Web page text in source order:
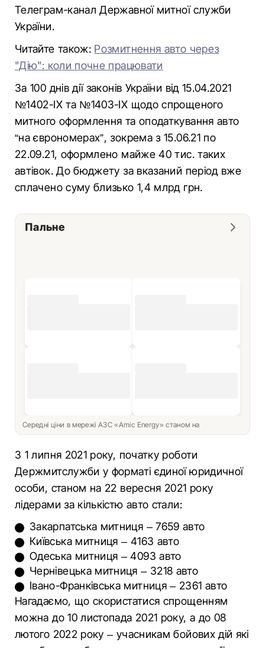
Телеграм-канал Державної митної служби
України.
Читайте також: Розмитнення авто через
"Дію": коли почне працювати
За 100 днів дії законів України від 15.04.2021
№1402-ІХ та №1403-ІХ щодо спрощеного
митного оформлення та оподаткування авто
“на єврономерах”, зокрема з 15.06.21 по
22.09.21, оформлено майже 40 тис. таких
автівок. До бюджету за вказаний період вже
сплачено суму близько 1,4 млрд грн.
Пальне
Середні ціни в мережі АЗС «Amic Energy» станом на
З 1 липня 2021 року, початку роботи
Держмитслужби у форматі єдиної юридичної
особи, станом на 22 вересня 2021 року
лідерами за кількістю авто стали:
Закарпатська митниця – 7659 авто
Київська митниця – 4163 авто
Одеська митниця – 4093 авто
Чернівецька митниця – 3218 авто
Івано-Франківська митниця – 2361 авто
Нагадаємо, що скористатися спрощенням
можна до 10 листопада 2021 року, а до 08
лютого 2022 року – учасникам бойових дій які